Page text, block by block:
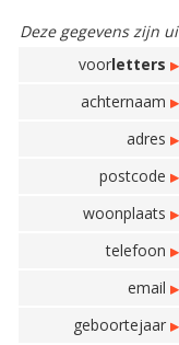
Deze gegevens zijn
voorletters
achternaam
adres
postcode
woonplaats
telefoon
email
geboortejaar